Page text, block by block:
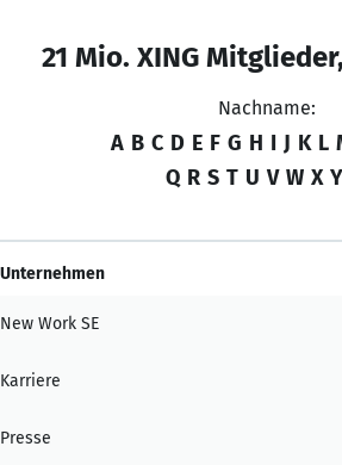
21 Mio. XING
Nachname:
A B C D E F G H I J K L
Q R S T U V W X Y
Unternehmen
New Work SE
Karriere
Presse